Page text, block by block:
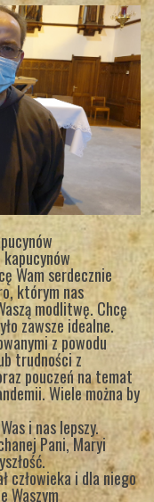
Wam serdecznie
którym nas
modlitwę. Chcę
zawsze idealne.
z powodu
trudności z
pouczeń na temat
Wiele można by
i nas lepszy.
Pani, Maryi
człowieka i dla niego
Waszym